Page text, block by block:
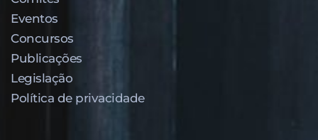
Eventos
Concursos
Publicações
Legislação
Política de privacidade